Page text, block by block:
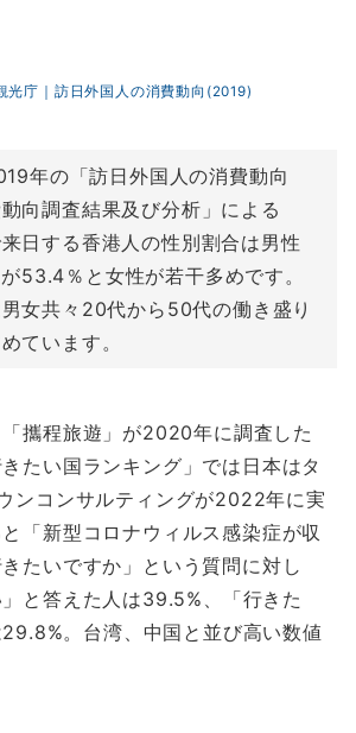
光庁｜訪日外国人の消費動向(2019)
年の「訪日外国人の消費動向
向調査結果及び分析」による
日する香港人の性別割合は男性
53.4％と女性が若干多めです。
女共々20代から50代の働き盛り
ています。
攜程旅遊」が2020年に調査した
きたい国ランキング」では日本はタ
ンコンサルティングが2022年に実
「新型コロナウィルス感染症が収
たいですか」という質問に対し
」と答えた人は39.5%、「行きた
。台湾、中国と並び高い数値